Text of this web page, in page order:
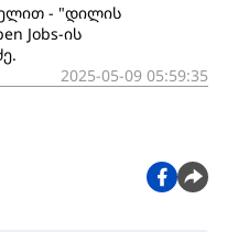
- "დილის
Jobs-ის
2025-05-09 05:59:35